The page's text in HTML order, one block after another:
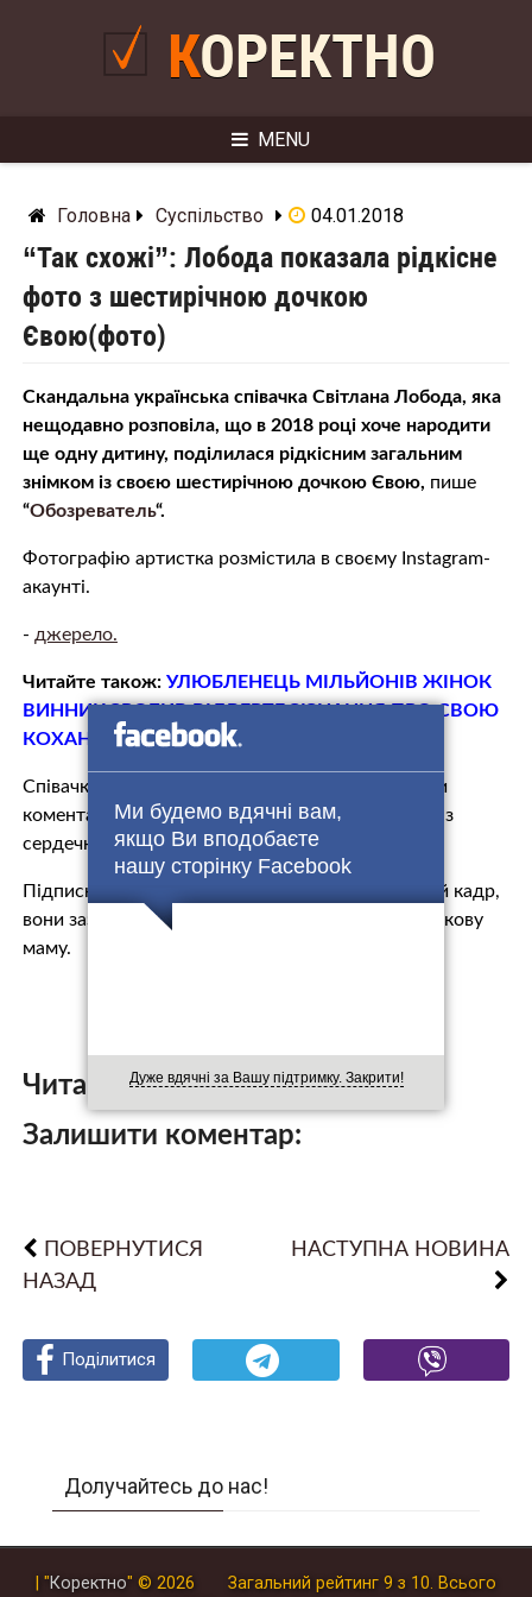
Ми будемо вдячні вам,
якщо Ви вподобаєте
нашу сторінку Facebook
Дуже вдячні за Вашу підтримку. Закрити!
КОРЕКТНО
MENU
Головна Суспільство 04.01.2018
“Так схожі”: Лобода показала рідкісне
фото з шестирічною дочкою
Євою(фото)
Скандальна українська співачка Світлана Лобода, яка
нещодавно розповіла, що в 2018 році хоче народити
ще одну дитину, поділилася рідкісним загальним
знімком із своєю шестирічною дочкою Євою, пише
“Обозреватель“.
Фотографію артистка розмістила в своєму Instagram-
акаунті.
- джерело.
Читайте також: УЛЮБЛЕНЕЦЬ МІЛЬЙОНІВ ЖІНОК
ВИННИК ЗРОБИВ ВIДВEРТЕ ЗІЗНАННЯ ПРО СВОЮ
КОХАНУ
Співачка не стала розпорошуватися численними
коментарями і підписала знімок лише смайлом із
сердечком.
Підписників артистки вразив рідкісний сімейний кадр,
вони зазначили, що Єва дуже схожа на свою зіркову
маму.
Читайте також:
Залишити коментар:
ПОВЕРНУТИСЯ
НАЗАД
НАСТУПНА НОВИНА
Поділитися
Поділитися
Поділитися
Долучайтесь до нас!
| "Коректно" © 2026 Загальний рейтинг 9 з 10. Всього